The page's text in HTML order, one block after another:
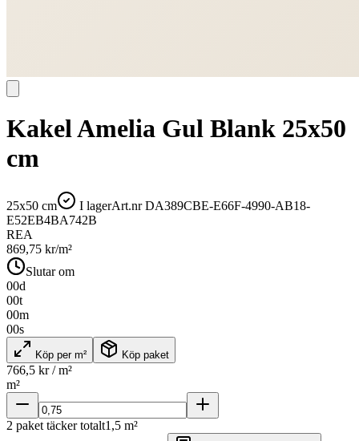
Kakel Amelia Gul Blank 25x50
cm
25x50 cm I lagerArt.nrDA389CBE-E66F-4990-AB18-
E52EB4BA742B
REA
869,75 kr/m²
Slutar om
00d
00t
00m
00s
Köp per m² Köp paket
766,5 kr / m²
m²
2 paket täcker totalt1,5 m²